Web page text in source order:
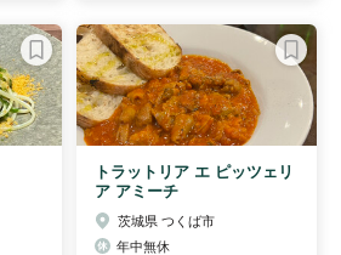
トラットリア エ ピッツェリ
ア アミーチ
茨城県 つくば市
年中無休